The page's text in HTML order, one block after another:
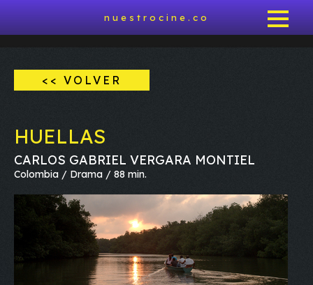
nuestrocine.co
<< VOLVER
HUELLAS
CARLOS GABRIEL VERGARA MONTIEL
Colombia / Drama / 88 min.